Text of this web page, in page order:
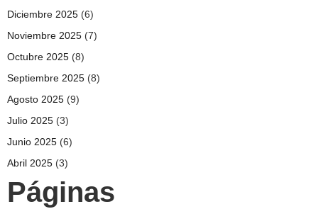
Diciembre 2025 (6)
Noviembre 2025 (7)
Octubre 2025 (8)
Septiembre 2025 (8)
Agosto 2025 (9)
Julio 2025 (3)
Junio 2025 (6)
Abril 2025 (3)
Páginas